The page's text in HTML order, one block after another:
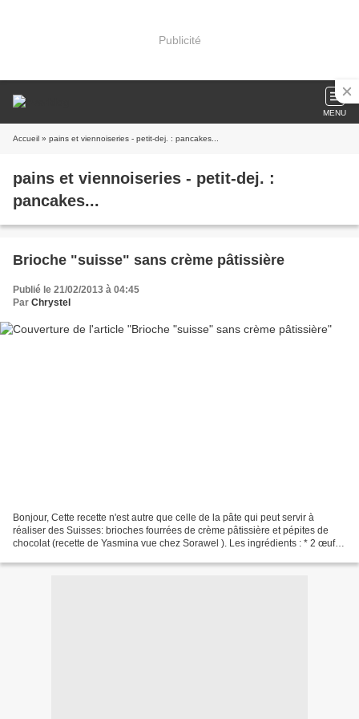
Publicité
MENU
Accueil » pains et viennoiseries - petit-dej. : pancakes...
pains et viennoiseries - petit-dej. :
pancakes...
Brioche "suisse" sans crème pâtissière
Publié le 21/02/2013 à 04:45
Par Chrystel
Bonjour, Cette recette n'est autre que celle de la pâte qui peut servir à
réaliser des Suisses: brioches fourrées de crème pâtissière et pépites de
chocolat (recette de Yasmina vue chez Sorawel ). Les ingrédients : * 2 œufs *